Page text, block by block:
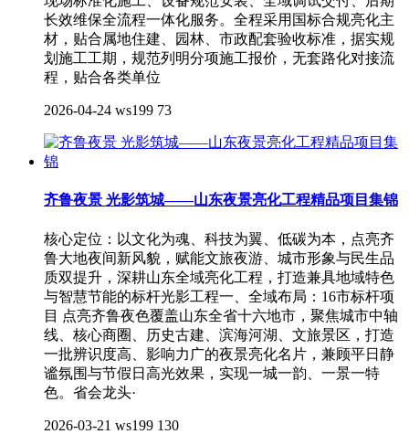
长效维保全流程一体化服务。全程采用国标合规亮化主
材，贴合属地住建、园林、市政配套验收标准，据实规
划施工工期，规范列明分项施工报价，无套路化对接流
程，贴合各类单位
2026-04-24 ws199 73
齐鲁夜景 光影筑城——山东夜景亮化工程精品项目集锦
核心定位：以文化为魂、科技为翼、低碳为本，点亮齐
鲁大地夜间新风貌，赋能文旅夜游、城市形象与民生品
质双提升，深耕山东全域亮化工程，打造兼具地域特色
与智慧节能的标杆光影工程一、全域布局：16市标杆项
目 点亮齐鲁夜色覆盖山东全省十六地市，聚焦城市中轴
线、核心商圈、历史古建、滨海河湖、文旅景区，打造
一批辨识度高、影响力广的夜景亮化名片，兼顾平日静
谧氛围与节假日高光效果，实现一城一韵、一景一特
色。省会龙头·
2026-03-21 ws199 130